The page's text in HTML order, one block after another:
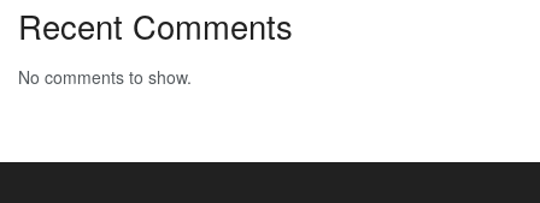
Recent Comments
No comments to show.